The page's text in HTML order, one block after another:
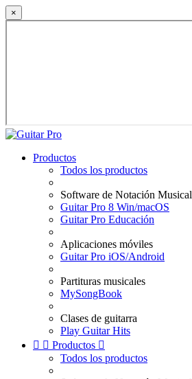
×
Productos
Todos los productos
Software de Notación Musical
Guitar Pro 8 Win/macOS
Guitar Pro Educación
Aplicaciones móviles
Guitar Pro iOS/Android
Partituras musicales
MySongBook
Clases de guitarra
Play Guitar Hits
  Productos 
Todos los productos